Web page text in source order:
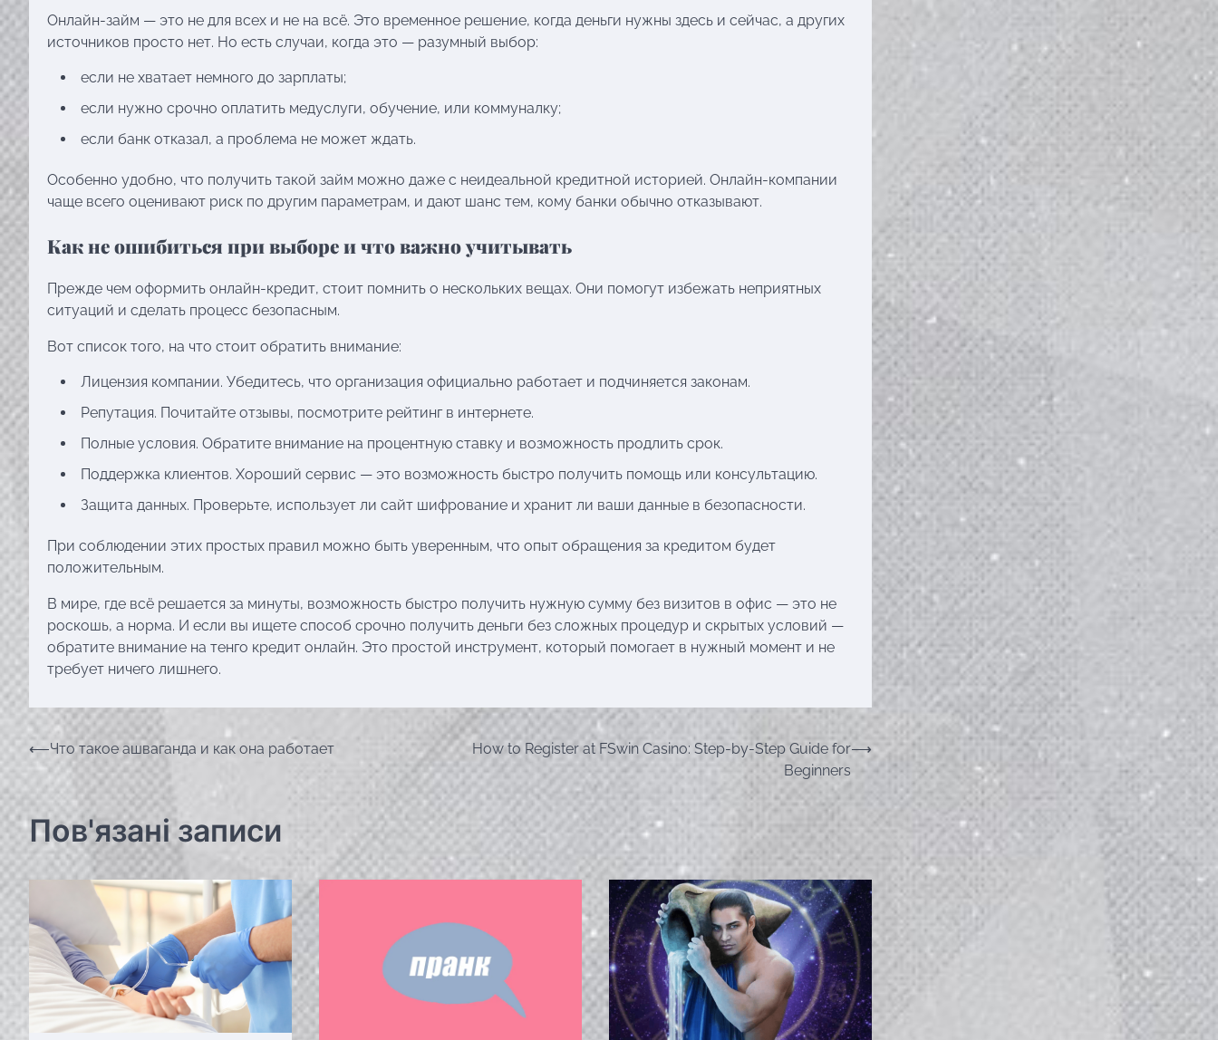
Онлайн-займ — это не для всех и не на всё. Это временное решение, когда деньги нужны здесь и сейчас, а других
источников просто нет. Но есть случаи, когда это — разумный выбор:
если не хватает немного до зарплаты;
если нужно срочно оплатить медуслуги, обучение, или коммуналку;
если банк отказал, а проблема не может ждать.
Особенно удобно, что получить такой займ можно даже с неидеальной кредитной историей. Онлайн-компании
чаще всего оценивают риск по другим параметрам, и дают шанс тем, кому банки обычно отказывают.
Как не ошибиться при выборе и что важно учитывать
Прежде чем оформить онлайн-кредит, стоит помнить о нескольких вещах. Они помогут избежать неприятных
ситуаций и сделать процесс безопасным.
Вот список того, на что стоит обратить внимание:
Лицензия компании. Убедитесь, что организация официально работает и подчиняется законам.
Репутация. Почитайте отзывы, посмотрите рейтинг в интернете.
Полные условия. Обратите внимание на процентную ставку и возможность продлить срок.
Поддержка клиентов. Хороший сервис — это возможность быстро получить помощь или консультацию.
Защита данных. Проверьте, использует ли сайт шифрование и хранит ли ваши данные в безопасности.
При соблюдении этих простых правил можно быть уверенным, что опыт обращения за кредитом будет
положительным.
В мире, где всё решается за минуты, возможность быстро получить нужную сумму без визитов в офис — это не
роскошь, а норма. И если вы ищете способ срочно получить деньги без сложных процедур и скрытых условий —
обратите внимание на тенго кредит онлайн. Это простой инструмент, который помогает в нужный момент и не
требует ничего лишнего.
Навігація
записів
⟵Что такое ашваганда и как она работает
How to Register at FSwin Casino: Step-by-Step Guide for
Beginners
⟶
Пов'язані записи